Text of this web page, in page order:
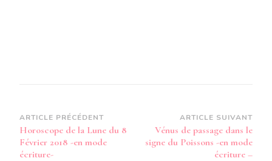
Navigation
d’article
ARTICLE PRÉCÉDENT
Horoscope de la Lune du 8
Février 2018 -en mode
écriture-
ARTICLE SUIVANT
Vénus de passage dans le
signe du Poissons -en mode
écriture –